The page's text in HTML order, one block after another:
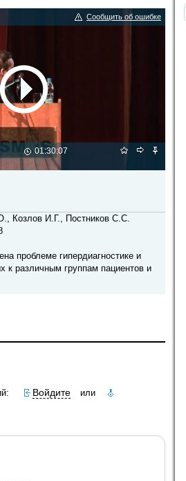
Сообщить об ошибке
01:30:07
Козлов И.Г., Постников С.С.
проблеме гипердиагностике и
к различным группам пациентов и
Войдите или